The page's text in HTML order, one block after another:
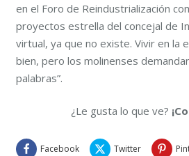
en el Foro de Reindustrialización
proyectos estrella del concejal de
virtual, ya que no existe. Vivir en la
bien, pero los molinenses
palabras”.
¿Le gusta lo que ve?
Facebook Twitter